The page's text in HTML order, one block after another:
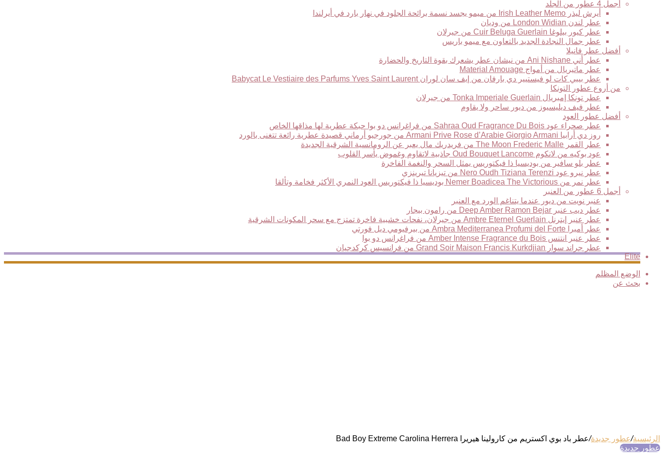
أجمل 4 عطور من الجلد
أيرش ليذر Irish Leather Memo من ميمو يجسد نسمة برائحة الجلود في نهار بارد في أيرلندا
عطر لندن London Widian من وديان
عطر كيور بيلوغا Cuir Beluga Guerlain من جيرلان
عطر جمال النجادة الجديد بالتعاون مع ميمو باريس
أفضل عطر فانيلا
عطر أني Ani Nishane من نيشان عطر يشعرك بقوة التاريخ والحضارة
عطر ماتيريال من أمواج Material Amouage
عطر بيبي كات لو فيستيير دي بارفان من إيف سان لوران Babycat Le Vestiaire des Parfums Yves Saint Laurent
من أروع عطور التونكا
عطر تونكا إمبريال Tonka Imperiale Guerlain من جيرلان
عطر فيف ديليسيوز من ديور ساحر ولا يقاوم
أفضل عطور العود
عطر صحراء عود Sahraa Oud Fragrance Du Bois من فراغرانس دو بوا حبكة عطرية لها مذاقها الخاص
روز دي أرابيا Armani Prive Rose d’Arabie Giorgio Armani من جورجيو أرماني قصيدة عطرية رائعة تتغنى بالورد
عطر القمر The Moon Frederic Malle من فريدريك مال يعبر عن الرومانسية الشرقية الجديدة
عود بوكيه من لانكوم Oud Bouquet Lancome جاذبية لاتقاوم وغموض يأسر القلوب
عطر بلو سافير من بوديسيا ذا فيكتوريس يمثل السحر والنغمة الفاخرة
عطر نيرو عود Nero Oudh Tiziana Terenzi من تيزيانا تيرينزي
عطر نمر من Nemer Boadicea The Victorious بوديسيا ذا فيكتوريس العود النمري الأكثر فخامة وتألقا
أجمل 6 عطور من العنبر
عنبر نويت من ديور عندما يتناغم الورد مع العنبر
عطر ديب عنبر Deep Amber Ramon Bejar من رامون بيجار
عطر عنبر إيترنل Ambre Eternel Guerlain من جيرلان، نفحات خشبية فاخرة تمتزج مع سحر المكونات الشرقية
عطر أمبرا Ambra Mediterranea Profumi del Forte من بيرفيومي ديل فورتي
عطر عنبر انتنس Amber Intense Fragrance du Bois من فراغرانس دو بوا
عطر جراند سوار Grand Soir Maison Francis Kurkdjian من فرانسيس كركدجيان
Elite
الوضع المظلم
بحث عن
الرئيسية/عطور جديدة/عطر باد بوي اكستريم من كارولينا هيريرا Bad Boy Extreme Carolina Herrera
عطور جديدة